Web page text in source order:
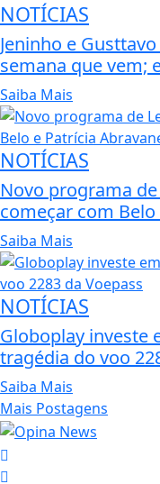
NOTÍCIAS
Jeninho e
semana que vem;
Saiba Mais
NOTÍCIAS
Novo programa
começar com
Saiba Mais
NOTÍCIAS
Globoplay investe
tragédia do voo
Saiba Mais
Mais Postagens